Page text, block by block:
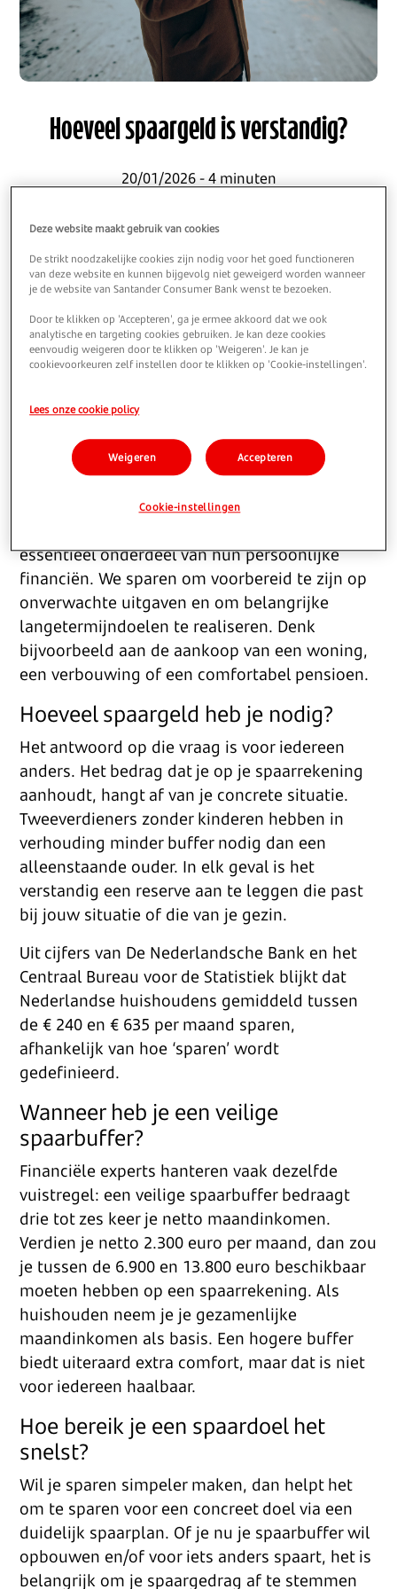
Hoeveel spaargeld is verstandig?
20/01/2026 - 4 minuten
Sparen is slim. Het is niet alleen een veilige
manier om je kapitaal op te bouwen, het geeft
voor onverwachte kosten en onverwachte
kansen. Maar wanneer heb je eigenlijk genoeg
spaarbuffer? En hoe bereik je dat spaardoel zo
essentieel onderdeel van hun persoonlijke
financiën. We sparen om voorbereid te zijn op
onverwachte uitgaven en om belangrijke
langetermijndoelen te realiseren. Denk
bijvoorbeeld aan de aankoop van een woning,
een verbouwing of een comfortabel pensioen.
Hoeveel spaargeld heb je nodig?
Het antwoord op die vraag is voor iedereen
anders. Het bedrag dat je op je spaarrekening
aanhoudt, hangt af van je concrete situatie.
Tweeverdieners zonder kinderen hebben in
verhouding minder buffer nodig dan een
alleenstaande ouder. In elk geval is het
verstandig een reserve aan te leggen die past
bij jouw situatie of die van je gezin.
Uit cijfers van De Nederlandsche Bank en het
Centraal Bureau voor de Statistiek blijkt dat
Nederlandse huishoudens gemiddeld tussen
de € 240 en € 635 per maand sparen,
afhankelijk van hoe ‘sparen’ wordt
gedefinieerd.
Wanneer heb je een veilige
spaarbuffer?
Financiële experts hanteren vaak dezelfde
vuistregel: een veilige spaarbuffer bedraagt
drie tot zes keer je netto maandinkomen.
Verdien je netto 2.300 euro per maand, dan zou
je tussen de 6.900 en 13.800 euro beschikbaar
moeten hebben op een spaarrekening. Als
huishouden neem je je gezamenlijke
maandinkomen als basis. Een hogere buffer
biedt uiteraard extra comfort, maar dat is niet
voor iedereen haalbaar.
Hoe bereik je een spaardoel het
snelst?
Wil je sparen simpeler maken, dan helpt het
om te sparen voor een concreet doel via een
duidelijk spaarplan. Of je nu je spaarbuffer wil
opbouwen en/of voor iets anders spaart, het is
belangrijk om je spaargedrag af te stemmen
Deze website maakt gebruik van cookies
De strikt noodzakelijke cookies zijn nodig voor het goed functioneren
van deze website en kunnen bijgevolg niet geweigerd worden wanneer
je de website van Santander Consumer Bank wenst te bezoeken.
Door te klikken op 'Accepteren', ga je ermee akkoord dat we ook
analytische en targeting cookies gebruiken. Je kan deze cookies
eenvoudig weigeren door te klikken op 'Weigeren'. Je kan je
cookievoorkeuren zelf instellen door te klikken op 'Cookie-instellingen'.
Lees onze cookie policy
Weigeren Accepteren
Cookie-instellingen